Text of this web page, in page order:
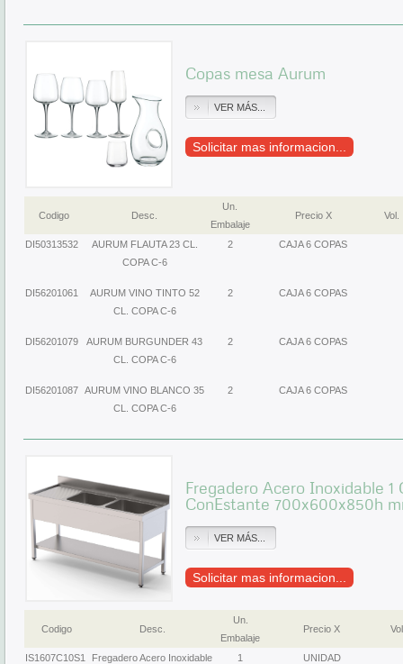
Copas mesa Aurum
VER MÁS...
Solicitar mas informacion...
Codigo Desc.
Un.
Embalaje
Precio X Vol.
DI50313532
AURUM FLAUTA 23 CL.
COPA C-6
2 CAJA 6 COPAS
DI56201061
AURUM VINO TINTO 52
CL. COPA C-6
2 CAJA 6 COPAS
DI56201079
AURUM BURGUNDER 43
CL. COPA C-6
2 CAJA 6 COPAS
DI56201087 AURUM VINO BLANCO 35
CL. COPA C-6
2 CAJA 6 COPAS
Fregadero Acero Inoxidable
ConEstante 700x600x850h
VER MÁS...
Solicitar mas informacion...
Codigo Desc.
Un.
Embalaje
Precio X
IS1607C10S1
Fregadero Acero Inoxidable
1 UNIDAD